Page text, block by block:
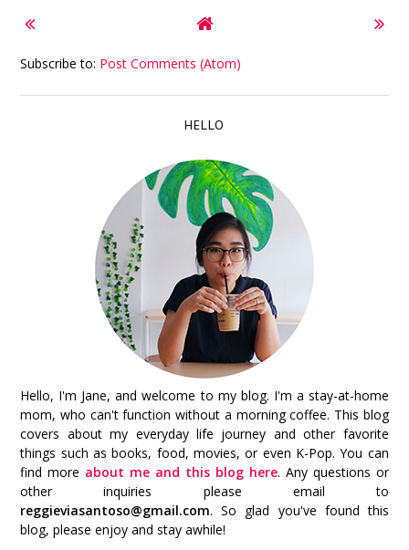
Subscribe to: Post Comments (Atom)
HELLO
Hello, I'm Jane, and welcome to my blog. I'm a stay-at-home
mom, who can't function without a morning coffee. This blog
covers about my everyday life journey and other favorite
things such as books, food, movies, or even K-Pop. You can
find more about me and this blog here. Any questions or
other inquiries please email to
reggieviasantoso@gmail.com. So glad you've found this
blog, please enjoy and stay awhile!